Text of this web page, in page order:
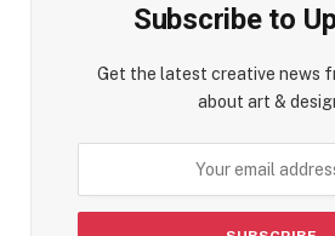
Subscribe to
Get the latest creative news
about art &